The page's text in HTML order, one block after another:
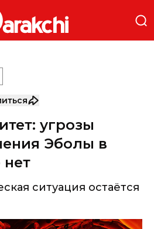
угрозы
Эболы в
нет
ситуация остаётся